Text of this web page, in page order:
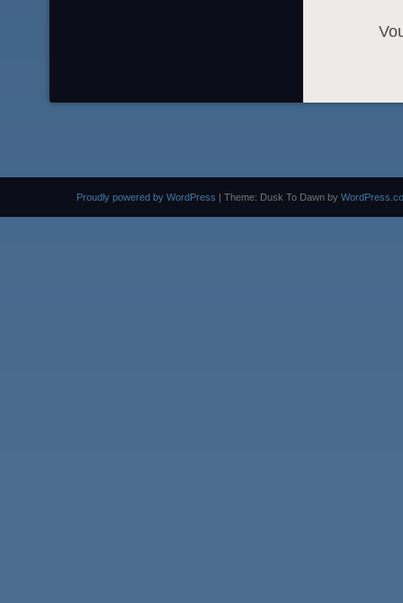
Proudly powered by WordPress Theme: Dusk To Dawn by